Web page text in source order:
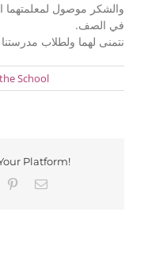
والشكر موصول لمعلمتهما
في الصف.
نتمنى لهما ولطلاب
School
Platform!
PinterestEmail